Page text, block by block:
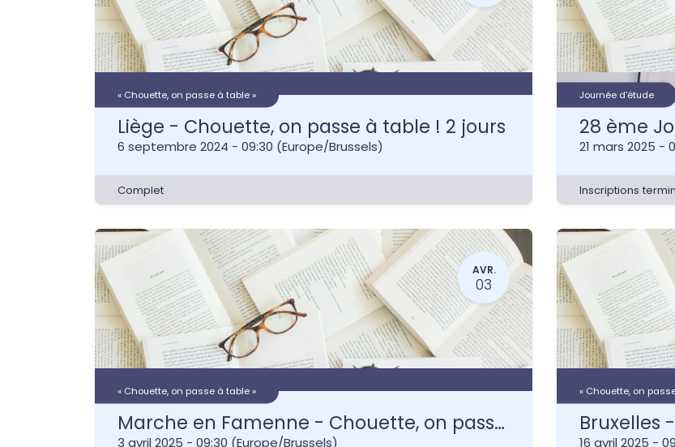
« Chouette, on passe à table »
Liège - Chouette, on passe à table ! 2 jours
6 septembre 2024 - 09:30 (Europe/Brussels)
Complet
Journée d'étude
21 mars 2025 -
Inscriptions
AVR.
03
« Chouette, on passe à table »
Marche en Famenne - Chouette, on passe à table ! 2 jours
3 avril 2025 - 09:30 (Europe/Brussels)
« Chouette, on
16 avril 2025 -